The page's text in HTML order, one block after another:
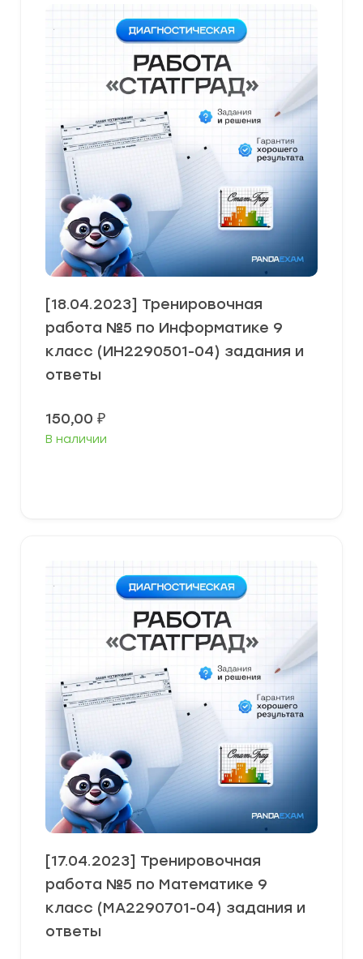
[18.04.2023] Тренировочная
работа №5 по Информатике 9
класс (ИН2290501-04) задания и
ответы
150,00 ₽
В наличии
[17.04.2023] Тренировочная
работа №5 по Математике 9
класс (МА2290701-04) задания и
ответы